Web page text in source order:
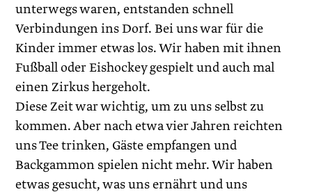
unterwegs waren, entstanden schnell
Verbindungen ins Dorf. Bei uns war für die
Kinder immer etwas los. Wir haben mit ihnen
Fußball oder Eishockey gespielt und auch mal
einen Zirkus hergeholt.
Diese Zeit war wichtig, um zu uns selbst zu
kommen. Aber nach etwa vier Jahren reichten
uns Tee trinken, Gäste empfangen und
Backgammon spielen nicht mehr. Wir haben
etwas gesucht, was uns ernährt und uns